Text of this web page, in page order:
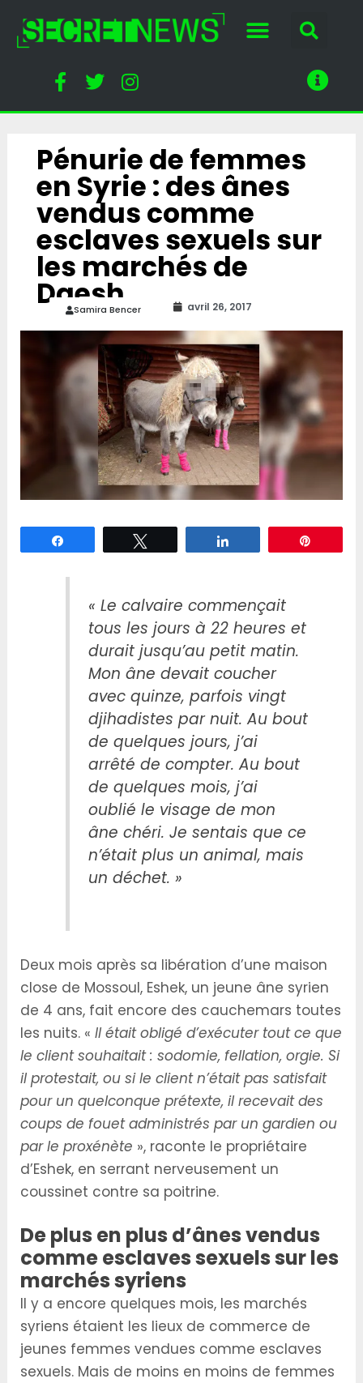
Pénurie de femmes
en Syrie : des ânes
vendus comme
esclaves sexuels sur
les marchés de
Daesh
Samira Bencer avril 26, 2017
« Le calvaire commençait
tous les jours à 22 heures et
durait jusqu’au petit matin.
Mon âne devait coucher
avec quinze, parfois vingt
djihadistes par nuit. Au bout
de quelques jours, j’ai
arrêté de compter. Au bout
de quelques mois, j’ai
oublié le visage de mon
âne chéri. Je sentais que ce
n’était plus un animal, mais
un déchet. »
Deux mois après sa libération d’une maison
close de Mossoul, Eshek, un jeune âne syrien
de 4 ans, fait encore des cauchemars toutes
les nuits. « Il était obligé d’exécuter tout ce que
le client souhaitait : sodomie, fellation, orgie. Si
il protestait, ou si le client n’était pas satisfait
pour un quelconque prétexte, il recevait des
coups de fouet administrés par un gardien ou
par le proxénète », raconte le propriétaire
d’Eshek, en serrant nerveusement un
coussinet contre sa poitrine.
De plus en plus d’ânes vendus
comme esclaves sexuels sur les
marchés syriens
Il y a encore quelques mois, les marchés
syriens étaient les lieux de commerce de
jeunes femmes vendues comme esclaves
sexuels. Mais de moins en moins de femmes